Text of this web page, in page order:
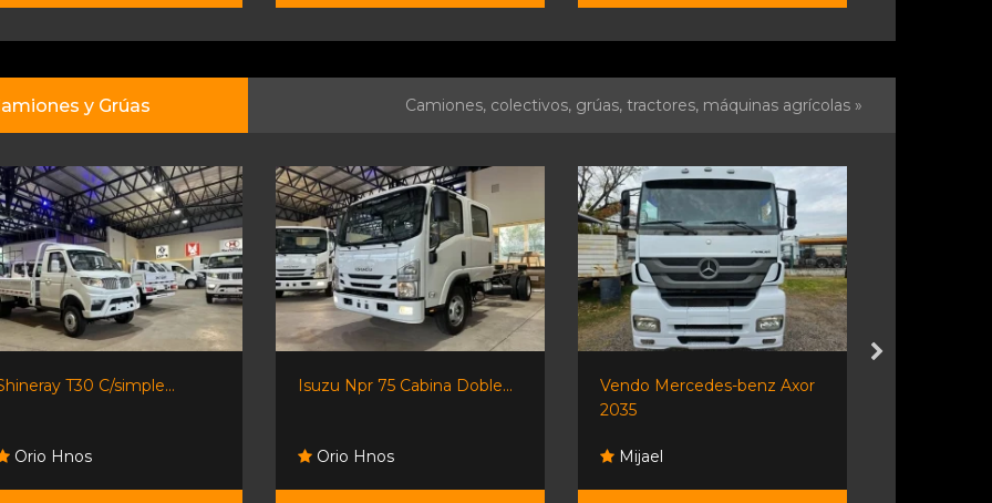
y Grúas Camiones, colectivos, grúas, tractores, máquinas agrícolas »
T30 C/simple...
Orio Hnos
Isuzu Npr 75 Cabina Doble...
Orio Hnos
Vendo Mercedes-benz Axor
2035
Mijael